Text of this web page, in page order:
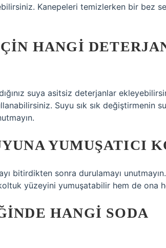
Kanepeleri temizlerken bir bez
HANGI
suya asitsiz deterjanlar
Suyu sık sık değiştirmenin
YUMUŞATICI
bitirdikten sonra durulamayı
yüzeyini yumuşatabilir hem de ona
HANGI SODA